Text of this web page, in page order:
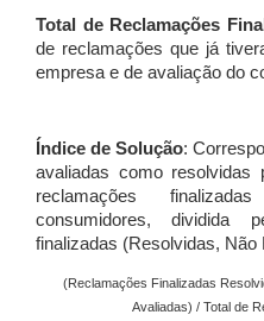
Total de Reclamações
de reclamações que já
empresa e de avaliação do
Índice de Solução:
avaliadas como resolvidas
reclamações
consumidores, dividida
finalizadas (Resolvidas,
(Reclamações Finalizadas
Avaliadas) / Total de